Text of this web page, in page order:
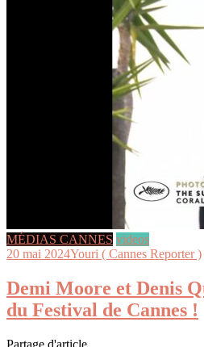
MÉDIAS CANNES videos
20 mai 2024Youri ( Cannes Reporter )
Demi Moore et Denis
du Festival de Cannes !
Partage d'article